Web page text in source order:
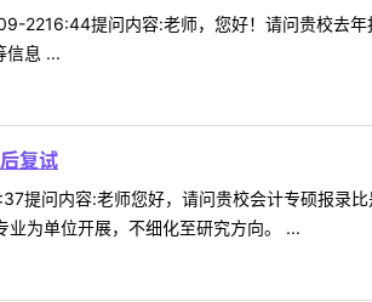
2216:44提问内容:老师，您好！请问贵校去
信息 ...
复试
问内容:老师您好，请问贵校会计专硕报录
为单位开展，不细化至研究方向。 ...